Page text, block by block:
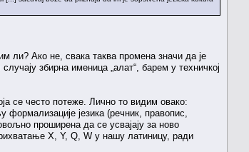
ли? Ако не, свака таква промена значи да је
збирна именица „алат“, барем у техничкој
се често потеже. Лично то видим овако:
језика (речник, правопис,
проширена да се усвајају за ново
X, Y, Q, W у нашу латиницу, ради